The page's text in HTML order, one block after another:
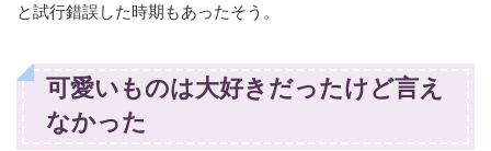
と試行錯誤した時期もあったそう。
可愛いものは大好きだったけど言え
なかった